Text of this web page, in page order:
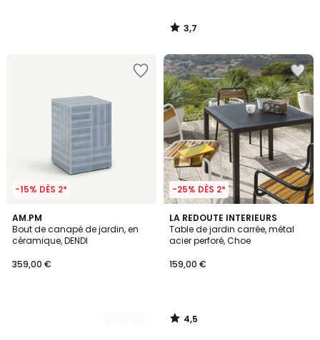
3,7
/
-15% DÈS 2*
AM.PM
Bout de canapé de jardin, en
céramique, DENDI
359,00 €
3
Couleurs
-25% DÈS 2*
LA REDOUTE INTERIEURS
Table de jardin carrée, métal
acier perforé, Choe
159,00 €
4,5
/ 5
4,5
/